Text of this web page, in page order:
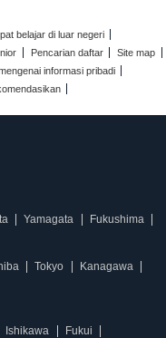
belajar di luar negeri
Pencarian daftar
Site map
informasi pribadi
Yamagata Fukushima
Tokyo
Kanagawa
Ishikawa Fukui